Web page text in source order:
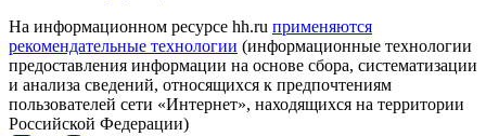
На информационном ресурсе hh.ru применяются
рекомендательные технологии (информационные технологии
предоставления информации на основе сбора, систематизации
и анализа сведений, относящихся к предпочтениям
пользователей сети «Интернет», находящихся на территории
Российской Федерации)